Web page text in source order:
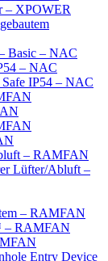
– XPOWER
Basic – NAC
– NAC
IP54 – NAC
– RAMFAN
Lüfter/Abluft –
– RAMFAN
– RAMFAN
Entry Device